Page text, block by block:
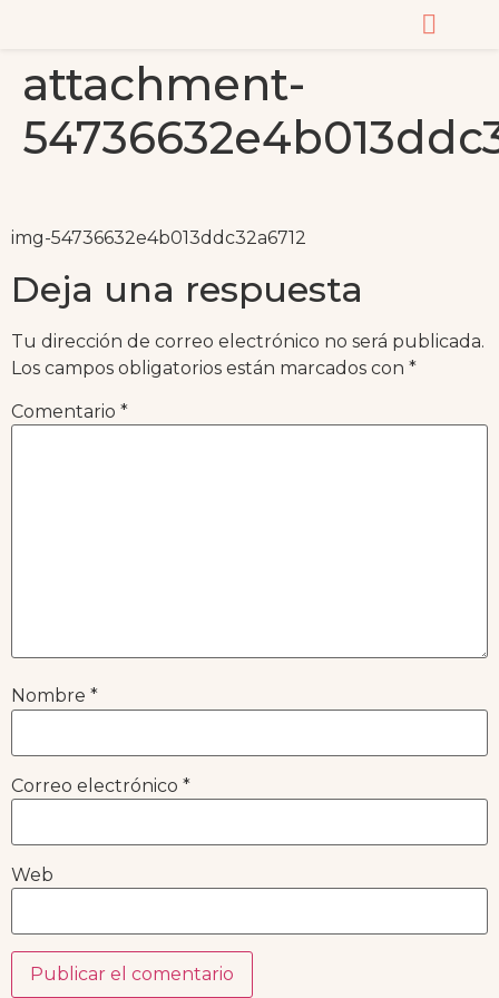
attachment-
img-54736632e4b013ddc32a6712
Deja una respuesta
Tu dirección de correo electrónico no será publicada.
Los campos obligatorios están marcados con *
Comentario *
Nombre *
Correo electrónico *
Web